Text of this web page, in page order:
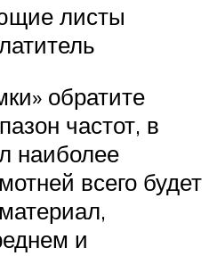
листы
обратите
частот, в
наиболее
всего будет
и